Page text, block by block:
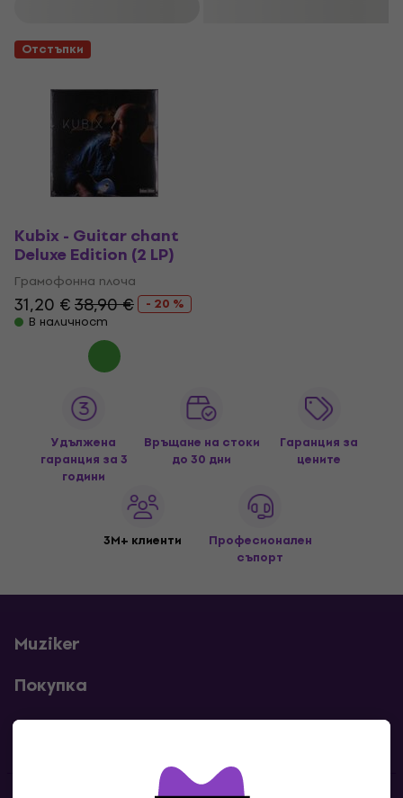
Отстъпки
Kubix - Guitar chant
Deluxe Edition (2 LP)
Грамофонна плоча
31,20 €38,90 €
- 20 %
В наличност
Удължена
гаранция за 3
години
Връщане на стоки
до 30 дни
Гаранция за
цените
3M+ клиенти
Професионален
съпорт
Muziker
Покупка
Полезни линкове